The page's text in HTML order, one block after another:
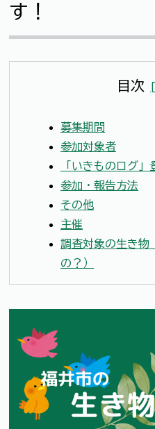
す！
目次 [
募集期間
参加対象者
「いきものログ」
参加・報告方法
その他
主催
調査対象の生き物
の？）